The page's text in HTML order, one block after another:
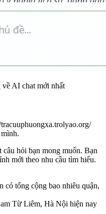
về AI chat mới nhất
hỏi bạn mong muốn. Bạn
mới theo nhu cầu tìm hiểu.
tổng cộng bao nhiêu quận,
Từ Liêm, Hà Nội hiện nay